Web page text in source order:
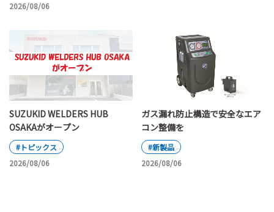
2026/08/06
SUZUKID WELDERS HUB
OSAKAがオープン
#トピックス
2026/08/06
ガス漏れ防止構造で安全なエア
コン整備を
#新製品
2026/08/06